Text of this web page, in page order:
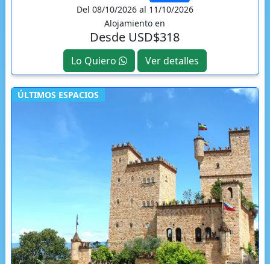
Del 08/10/2026 al 11/10/2026
Alojamiento en
Desde USD$318
Lo Quiero Ver detalles
ÚLTIMOS ESPACIOS